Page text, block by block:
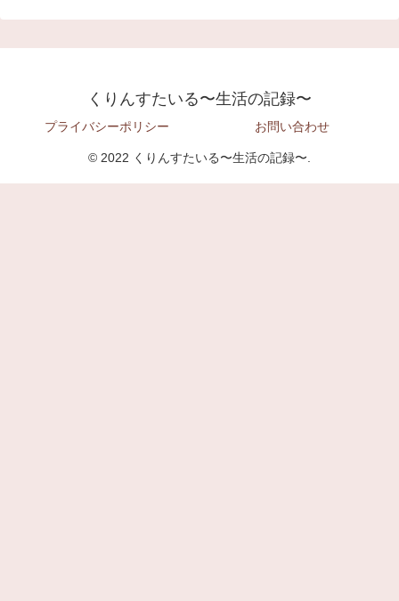
くりんすたいる〜生活の記録〜
プライバシーポリシー お問い合わせ
© 2022 くりんすたいる〜生活の記録〜.